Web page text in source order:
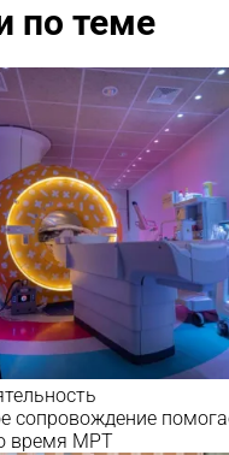
по теме
сопровождение
время МРТ